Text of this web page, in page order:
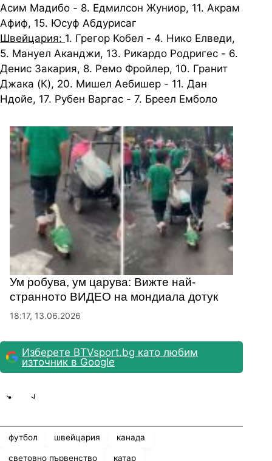
Асим Мадибо - 8. Едмилсон Жуниор, 11. Акрам
Афиф, 15. Юсуф Абдурисаг
Швейцария: 1. Грегор Кобел - 4. Нико Елведи,
5. Мануел Аканджи, 13. Рикардо Родригес - 6.
Денис Закария, 8. Ремо Фройлер, 10. Гранит
Джака (К), 20. Мишел Аебишер - 11. Дан
Ндойе, 17. Рубен Варгас - 7. Бреел Емболо
Ум робува, ум царува: Вижте най-
странното ВИДЕО на мондиала дотук
18:17, 13.06.2026
Изберете BTVsport.bg като любим
източник в Google
футбол швейцария канада
световно първенство катар